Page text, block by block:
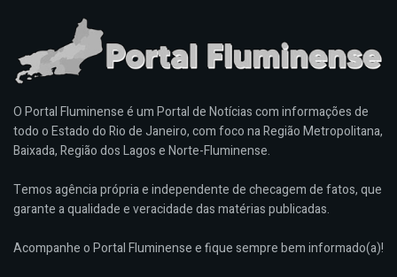
O Portal Fluminense é um Portal de Notícias com informações de
todo o Estado do Rio de Janeiro, com foco na Região Metropolitana,
Baixada, Região dos Lagos e Norte-Fluminense.
Temos agência própria e independente de checagem de fatos, que
garante a qualidade e veracidade das matérias publicadas.
Acompanhe o Portal Fluminense e fique sempre bem informado(a)!